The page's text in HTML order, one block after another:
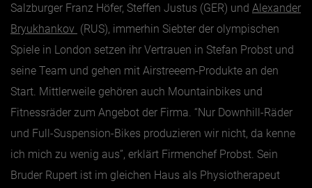
Salzburger Franz Höfer, Steffen Justus (GER) und Alexander
Bryukhankov (RUS), immerhin Siebter der olympischen
Spiele in London setzen ihr Vertrauen in Stefan Probst und
seine Team und gehen mit Airstreeem-Produkte an den
Start. Mittlerweile gehören auch Mountainbikes und
Fitnessräder zum Angebot der Firma. “Nur Downhill-Räder
und Full-Suspension-Bikes produzieren wir nicht, da kenne
ich mich zu wenig aus”, erklärt Firmenchef Probst. Sein
Bruder Rupert ist im gleichen Haus als Physiotherapeut